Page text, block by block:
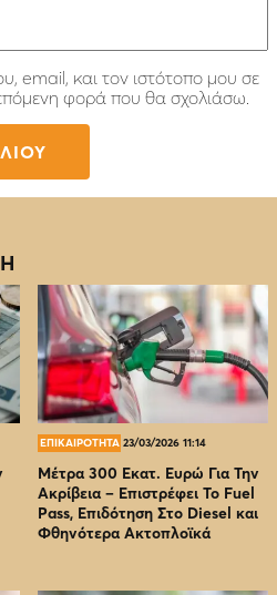
email, και τον ιστότοπο μου σε
φορά που θα σχολιάσω.
ΕΠΙΚΑΙΡΟΤΗΤΑ 23/03/2026 11:14
Μέτρα 300 Εκατ. Ευρώ Για Την
Ακρίβεια – Επιστρέφει Το Fuel
Pass, Επιδότηση Στο Diesel και
Φθηνότερα Ακτοπλοϊκά